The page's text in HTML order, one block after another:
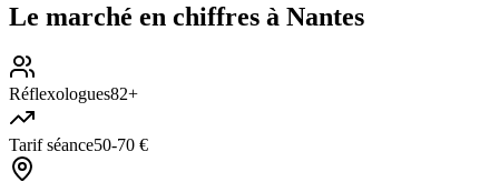
Le marché en chiffres à Nantes
Réflexologues82+
Tarif séance50-70 €